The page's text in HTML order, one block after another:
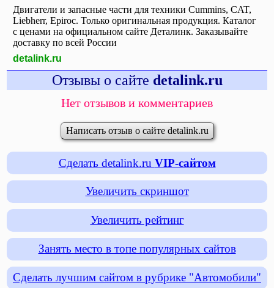
Двигатели и запасные части для техники Cummins, CAT,
Liebherr, Epiroc. Только оригинальная продукция. Каталог
с ценами на официальном сайте Деталинк. Заказывайте
доставку по всей России
detalink.ru
Отзывы о сайте detalink.ru
Нет отзывов и комментариев
Написать отзыв о сайте detalink.ru
Сделать detalink.ru VIP-сайтом
Увеличить скриншот
Увеличить рейтинг
Занять место в топе популярных сайтов
Сделать лучшим сайтом в рубрике "Автомобили"